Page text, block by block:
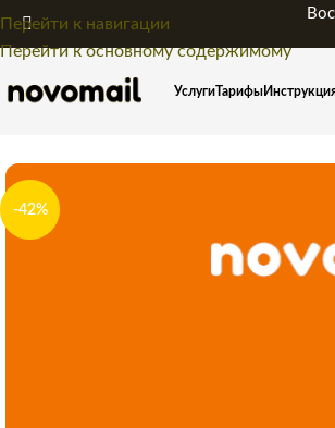
Перейти к навигации
Перейти к основному содержимому
УслугиТарифы
-42%